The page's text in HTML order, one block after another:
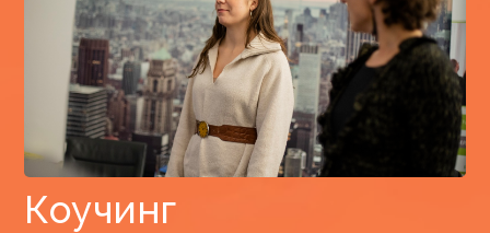
Коучинг